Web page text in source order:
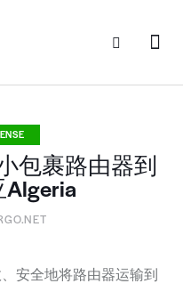
包裹路由器到
安全地将路由器运输到